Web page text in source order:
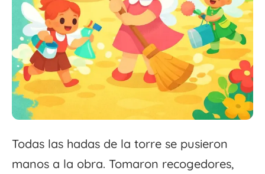
Todas las hadas de la torre se pusieron
manos a la obra. Tomaron recogedores,